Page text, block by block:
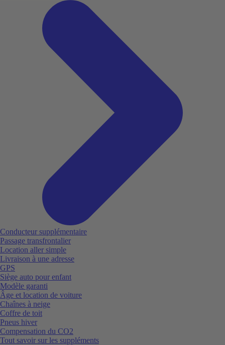
Conducteur supplémentaire
Passage transfrontalier
Location aller simple
Livraison à une adresse
GPS
Siège auto pour enfant
Modèle garanti
Âge et location de voiture
Chaînes à neige
Coffre de toit
Pneus hiver
Compensation du CO2
Tout savoir sur les suppléments